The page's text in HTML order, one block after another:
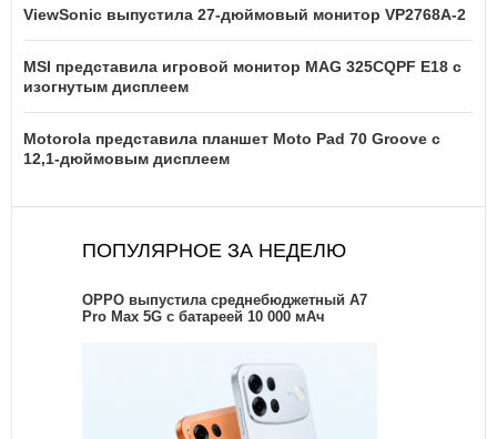
ViewSonic выпустила 27-дюймовый монитор VP2768A-2
MSI представила игровой монитор MAG 325CQPF E18 с
изогнутым дисплеем
Motorola представила планшет Moto Pad 70 Groove с
12,1-дюймовым дисплеем
ПОПУЛЯРНОЕ ЗА НЕДЕЛЮ
OPPO выпустила среднебюджетный A7
Pro Max 5G с батареей 10 000 мАч